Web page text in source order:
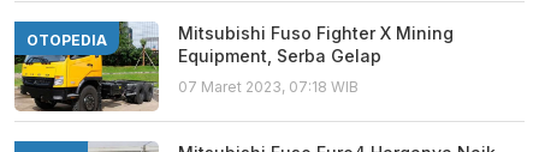
OTOPEDIA
Mitsubishi Fuso Fighter X Mining
Equipment, Serba Gelap
07 Maret 2023, 07:18 WIB